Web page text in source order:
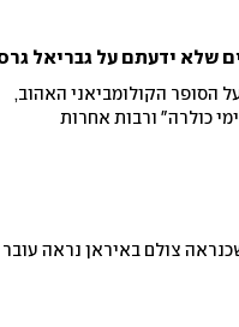
על הסופר הקולומביאני האהוב,
כולרה" ורבות אחרות
צולם באיראן נראה עובר